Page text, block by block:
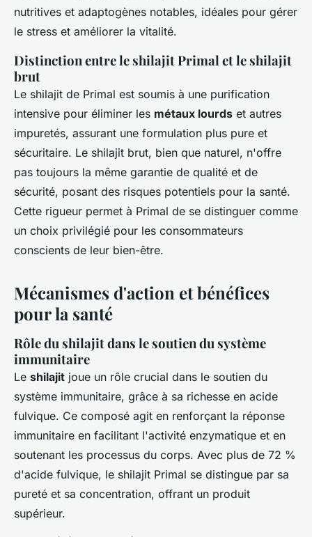
nutritives et adaptogènes notables, idéales pour gérer
le stress et améliorer la vitalité.
Distinction entre le shilajit Primal et le shilajit
brut
Le shilajit de Primal est soumis à une purification
intensive pour éliminer les métaux lourds et autres
impuretés, assurant une formulation plus pure et
sécuritaire. Le shilajit brut, bien que naturel, n'offre
pas toujours la même garantie de qualité et de
sécurité, posant des risques potentiels pour la santé.
Cette rigueur permet à Primal de se distinguer comme
un choix privilégié pour les consommateurs
conscients de leur bien-être.
Mécanismes d'action et bénéfices
pour la santé
Rôle du shilajit dans le soutien du système
immunitaire
Le shilajit joue un rôle crucial dans le soutien du
système immunitaire, grâce à sa richesse en acide
fulvique. Ce composé agit en renforçant la réponse
immunitaire en facilitant l'activité enzymatique et en
soutenant les processus du corps. Avec plus de 72 %
d'acide fulvique, le shilajit Primal se distingue par sa
pureté et sa concentration, offrant un produit
supérieur.